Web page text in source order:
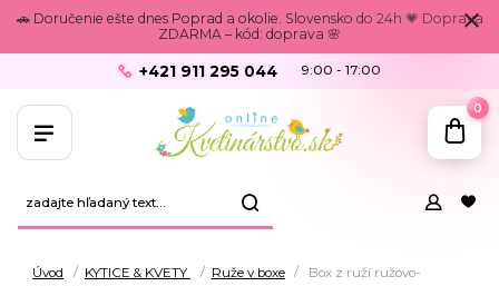
🚗 Doručenie ešte dnes Poprad a okolie. Slovensko do 24h 💗 Doprava
ZDARMA – kód: doprava 🌸
+421 911 295 044 9:00 - 17:00
0
Úvod KYTICE & KVETY Ruže v boxe
Box z ruží ružovo-